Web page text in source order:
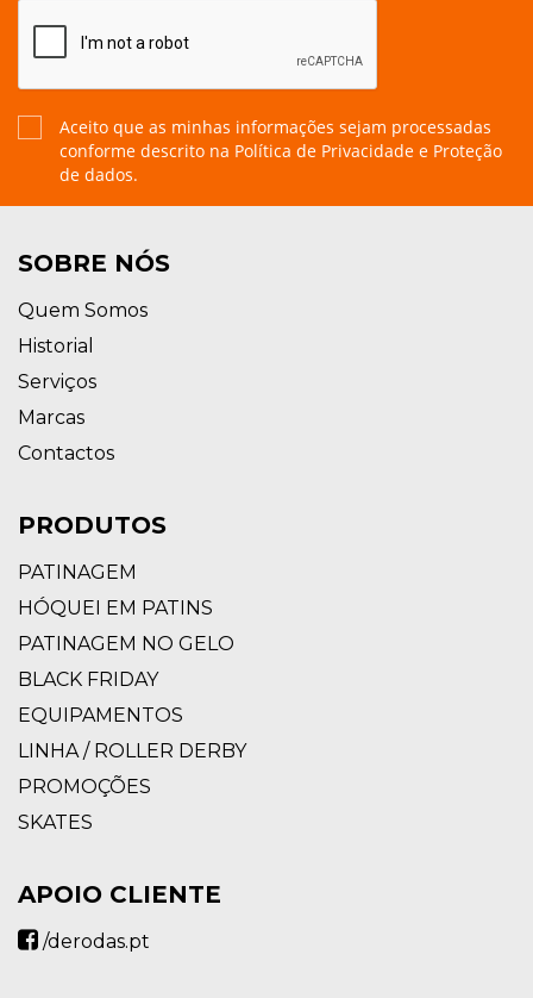
Aceito que as minhas informações sejam processadas
conforme descrito na Política de Privacidade e Proteção
de dados.
SOBRE NÓS
Quem Somos
Historial
Serviços
Marcas
Contactos
PRODUTOS
PATINAGEM
HÓQUEI EM PATINS
PATINAGEM NO GELO
BLACK FRIDAY
EQUIPAMENTOS
LINHA / ROLLER DERBY
PROMOÇÕES
SKATES
APOIO CLIENTE
/derodas.pt